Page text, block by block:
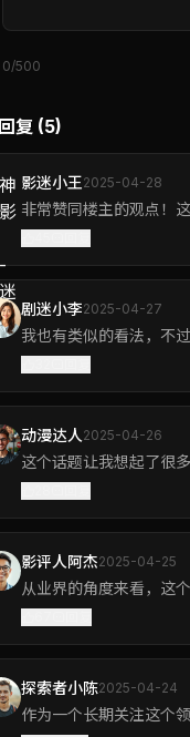
0/500
复 (5)
影迷小王2025-04-28
非常赞同楼主的观点！
剧迷小李2025-04-27
我也有类似的看法，不
动漫达人 2025-04-26
这个话题让我想起了很
影评人阿杰2025-04-25
从业界的角度来看，这
探索者小陈2025-04-24
作为一个长期关注这个